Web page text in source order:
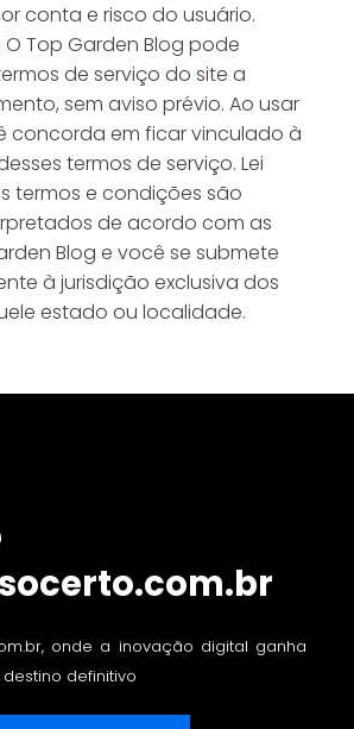
conta e risco do usuário.
Top Garden Blog pode
de serviço do site a
sem aviso prévio. Ao usar
concorda em ficar vinculado à
termos de serviço. Lei
termos e condições são
de acordo com as
Blog e você se submete
à jurisdição exclusiva dos
estado ou localidade.
onde a inovação digital ganha
definitivo